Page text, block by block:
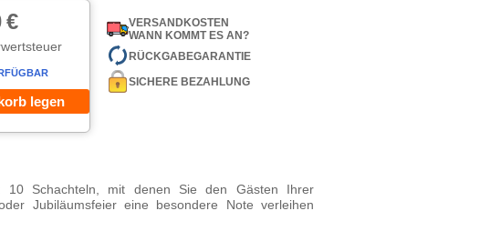
€
legen
VERSANDKOSTEN
WANN KOMMT ES AN?
RÜCKGABEGARANTIE
SICHERE BEZAHLUNG
10 Schachteln, mit denen Sie den Gästen Ihrer
Jubiläumsfeier eine besondere Note verleihen